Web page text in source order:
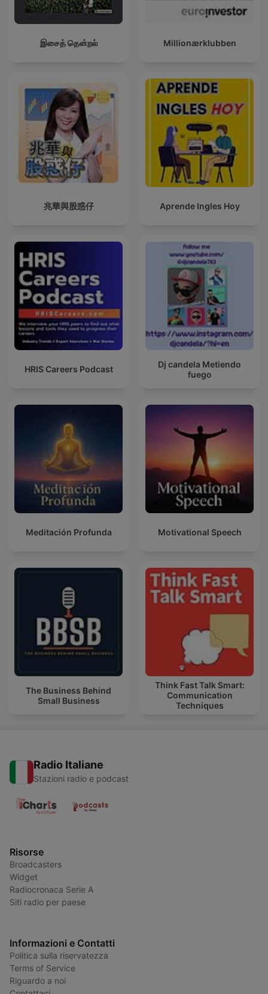
இசைத் தென்றல் Millionærklubben
兆華與股惑仔 Aprende Ingles Hoy
HRIS Careers Podcast
Dj candela Metiendo
fuego
Meditación Profunda Motivational Speech
The Business Behind
Small Business
Think Fast Talk Smart:
Communication
Techniques
Radio Italiane
Stazioni radio e podcast
Risorse
Broadcasters
Widget
Radiocronaca Serie A
Siti radio per paese
Informazioni e Contatti
Politica sulla riservatezza
Terms of Service
Riguardo a noi